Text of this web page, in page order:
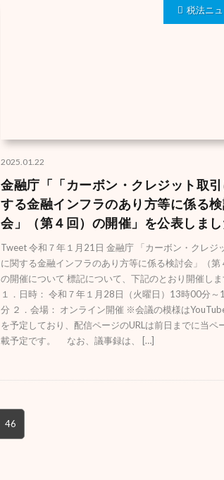
税法ニ
2025.01.22
金融庁「「カーボン・クレジット取引
する金融インフラのあり方等に係る
会」（第４回）の開催」を公表しまし
Tweet 令和７年１月21日 金融庁 「カーボン・クレジ
に関する金融インフラのあり方等に係る検討会」（第
の開催について 標記について、下記のとおり開催し
１．日時： 令和７年１月28日（火曜日）13時00分～
分 ２．会場： オンライン開催 ※会議の模様は
を予定しており、配信ページのURLは前日までに当ペ
載予定です。 なお、議事録は、 […]
46